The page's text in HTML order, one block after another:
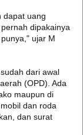
dapat uang
dipakainya
ujar M
dari awal
(OPD). Ada
maupun di
dan roda
dan surat